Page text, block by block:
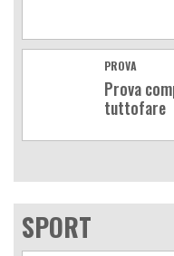
PROVA
Prova
tuttofare
SPORT